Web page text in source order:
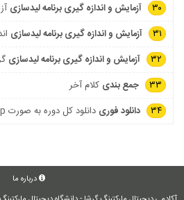
۳۰
آزمایش و اندازه گیری برنامه لیدسازی
۳۱
آزمایش و اندازه گیری برنامه لیدسازی
۳۲
آزمایش و اندازه گیری برنامه لیدسازی
۳۳
جمع بندی کلام آخر
۳۴
دانلود فوری دانلود کل دوره به صورت zip
درباره ما